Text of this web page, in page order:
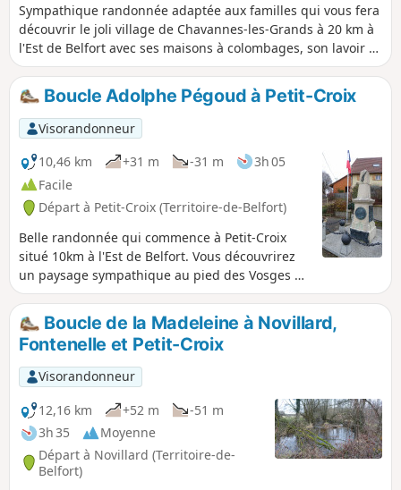
Sympathique randonnée adaptée aux familles qui vous fera
découvrir le joli village de Chavannes-les-Grands à 20 km à
l'Est de Belfort avec ses maisons à colombages, son lavoir et
un cimetière militaire de la bataille de Chavannes en 1914.
La commune fait partie des magnifiques paysages du
Sundgau avec ses forêts et ses étangs. Aire de jeux à
Chavanatte et à côté de l'église de Chavannes-les-Grands.
Cette randonnée est balisée.
Boucle Adolphe Pégoud à Petit-Croix
Visorandonneur
10,46 km
+31 m -31 m
3h 05
Facile
Départ à Petit-Croix (Territoire-de-Belfort)
Belle randonnée qui commence à Petit-Croix
situé 10km à l'Est de Belfort. Vous découvrirez
un paysage sympathique au pied des Vosges en
passant par les villages de Cunelières et
Foussemagne. La randonnée passe à l'endroit
où Adolphe Pégoud, un as de l'aviation, a été
abattu en 1915. Vous verrez aussi le monument
qui lui est dédié au centre du village. Elle est
balisée.
Boucle de la Madeleine à Novillard,
Fontenelle et Petit-Croix
Visorandonneur
12,16 km
+52 m
-51 m
3h 35
Moyenne
Départ à Novillard (Territoire-de-
Belfort)